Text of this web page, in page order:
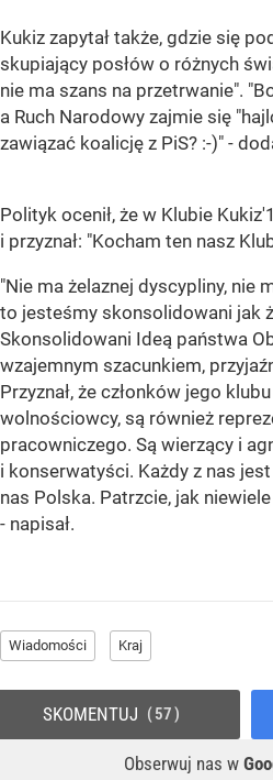
Kukiz zapytał także, gdzie się
skupiający posłów o różnych
nie ma szans na przetrwanie".
a Ruch Narodowy zajmie się
zawiązać koalicję z PiS? :-)" -
Polityk ocenił, że w Klubie
i przyznał: "Kocham ten nasz
"Nie ma żelaznej dyscypliny, nie
to jesteśmy skonsolidowani jak
Skonsolidowani Ideą państwa
wzajemnym szacunkiem,
Przyznał, że członków jego
wolnościowcy, są również
pracowniczego. Są wierzący i
i konserwatyści. Każdy z nas
nas Polska. Patrzcie, jak
- napisał.
Wiadomości Kraj
Obserwuj nas w
SKOMENTUJ 57